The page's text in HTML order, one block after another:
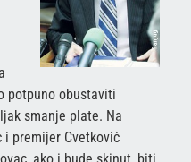
potpuno obustaviti
smanje plate. Na
i premijer Cvetković
ako i bude skinut, biti